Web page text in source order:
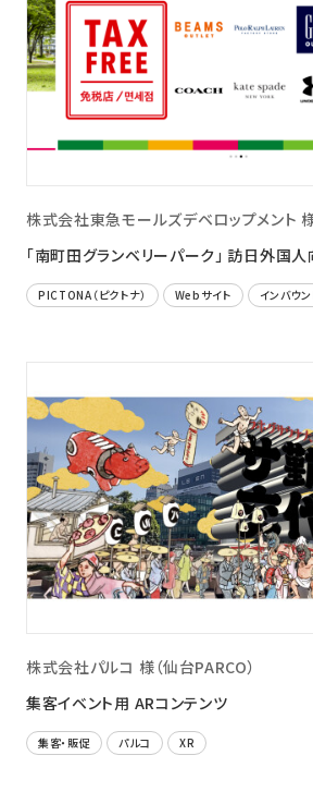
株式会社東急モールズデベロップメント
「南町田グランベリーパーク」 訪日外国
PICTONA（ピクトナ） Webサイト インバウ
株式会社パルコ 様（仙台PARCO）
集客イベント用 ARコンテンツ
集客・販促 パルコ XR